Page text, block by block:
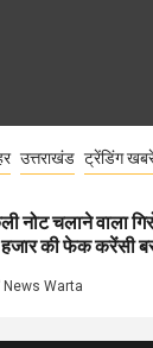
उत्तराखंड ट्रेंडिंग
नोट चलाने वाला
की फेक करेंसी
News Warta